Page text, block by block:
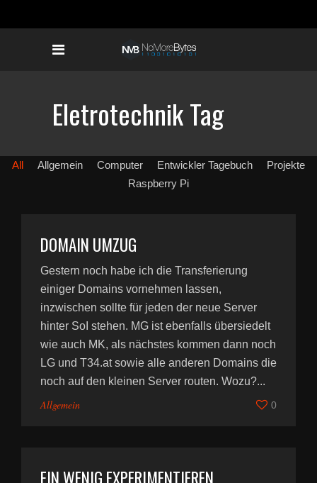
Eletrotechnik Tag
All Allgemein Computer Entwickler Tagebuch
Projekte
Raspberry Pi
DOMAIN UMZUG
Gestern noch habe ich die Transferierung
einiger Domains vornehmen lassen,
inzwischen sollte für jeden der neue Server
hinter SoI stehen. MG ist ebenfalls übersiedelt
wie auch MK, als nächstes kommen dann noch
LG und T34.at sowie alle anderen Domains die
noch auf den kleinen Server routen. Wozu?...
Allgemein 0
EIN WENIG EXPERIMENTIEREN…